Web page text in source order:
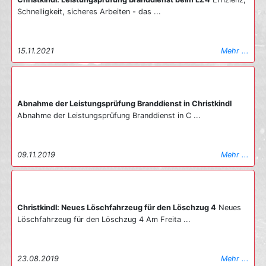
Zeitpunkt noch unklar und wird von der Polizei ermittelt. Die
Kräften für die professionelle Zusammenarbeit, durch die in
dieser Nacht Schlimmeres verhindert werden konnte.
Schnelligkeit, sicheres Arbeiten - das ...
15.11.2021 Mehr ...
Abnahme der Leistungsprüfung Branddienst in Christkindl
Abnahme der Leistungsprüfung Branddienst in C ...
09.11.2019 Mehr ...
Christkindl: Neues Löschfahrzeug für den Löschzug 4 Neues
Löschfahrzeug für den Löschzug 4 Am Freita ...
23.08.2019 Mehr ...